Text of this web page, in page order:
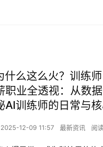
什么这么火？训练
职业全透视：从数
AI训练师的日常与
2025-12-09 11:57 最新资讯 阅